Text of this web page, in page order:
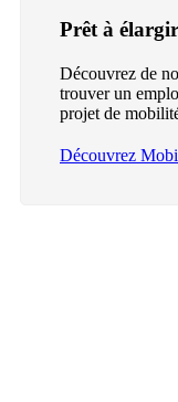
Prêt à
Découvrez de
trouver un
projet de
Découvrez